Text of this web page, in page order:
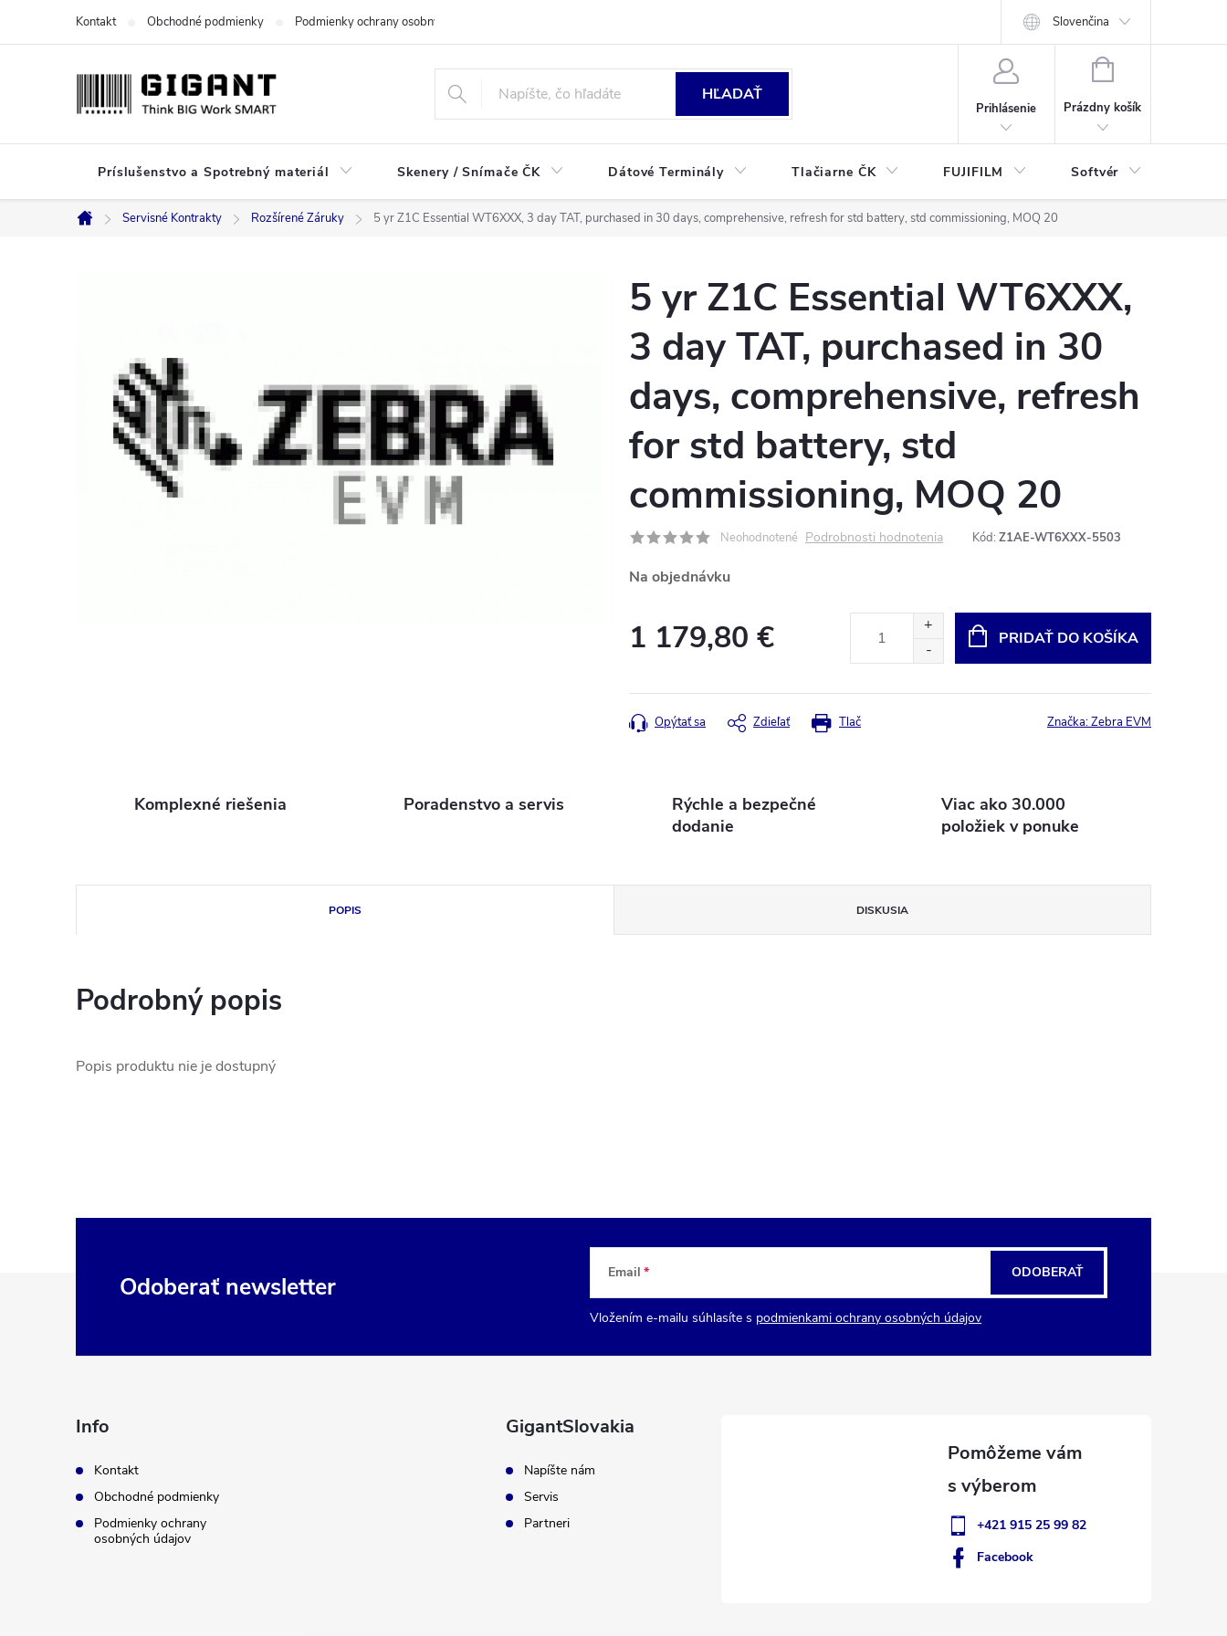
Kontakt Obchodné podmienky Podmienky ochrany osobných údajov Slovenčina
HĽADAŤ
Prihlásenie
NÁKUPNÝ
Prázdny košík
Príslušenstvo a Spotrebný materiál Skenery / Snímače ČK Dátové Terminály Tlačiarne ČK FUJIFILM Softvér
Domov
Servisné Kontrakty Rozšírené Záruky 5 yr Z1C Essential WT6XXX, 3 day TAT, purchased in 30 days, comprehensive, refresh for std battery, std commissioning, MOQ 20
5 yr Z1C Essential WT6XXX,
3 day TAT, purchased in 30
days, comprehensive, refresh
for std battery, std
commissioning, MOQ 20
Neohodnotené Podrobnosti hodnotenia Kód: Z1AE-WT6XXX-5503
Na objednávku
1 179,80 € PRIDAŤ DO KOŠÍKA
Tlač
Opýtať sa Zdieľať Značka:Zebra EVM
Komplexné riešenia Poradenstvo a servis
Rýchle a bezpečné
dodanie
Viac ako 30.000
položiek v ponuke
POPIS DISKUSIA
Podrobný popis
Popis produktu nie je dostupný
Odoberať newsletter Email
Vložením e-mailu súhlasíte s podmienkami ochrany osobných údajov
ODOBERAŤ
Info
Kontakt
Obchodné podmienky
Podmienky ochrany
osobných údajov
GigantSlovakia
Napíšte nám
Servis
Partneri
+421 915 25 99 82
Facebook